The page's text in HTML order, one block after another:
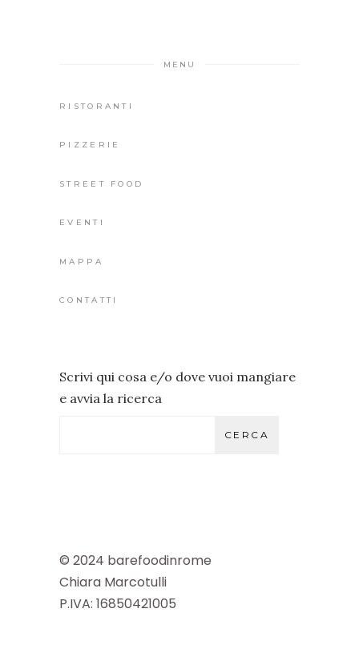
MENU
RISTORANTI
PIZZERIE
STREET FOOD
EVENTI
MAPPA
CONTATTI
Scrivi qui cosa e/o dove vuoi mangiare
e avvia la ricerca
CERCA
© 2024 barefoodinrome
Chiara Marcotulli
P.IVA: 16850421005